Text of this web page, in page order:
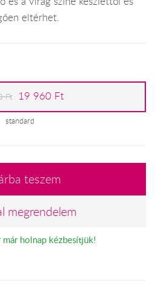
eltérhet.
Ft 19 960 Ft
standard
teszem
megrendelem
holnap kézbesítjük!